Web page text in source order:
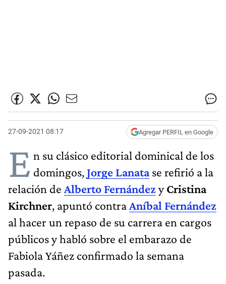
27-09-2021 08:17 Agregar PERFIL en Google
E n su clásico editorial dominical de los
domingos,Jorge Lanatase refirió a la
relación de Alberto FernándezyCristina
Kirchner, apuntó contraAníbal Fernández
al hacer un repaso de su carrera en cargos
públicos y habló sobre el embarazo de
Fabiola Yáñez confirmado la semana
pasada.